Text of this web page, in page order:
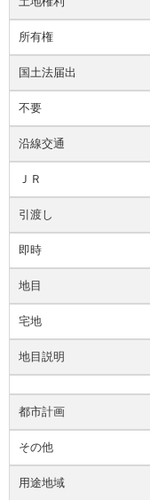
所有権
国土法届出
不要
沿線交通
ＪＲ
引渡し
即時
地目
宅地
地目説明
都市計画
その他
用途地域